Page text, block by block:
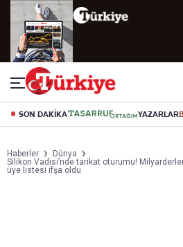
SON DAKİKA YAZARLAR
Haberler
Dünya
Silikon Vadisi’nde tarikat oturumu!
üye listesi ifşa oldu